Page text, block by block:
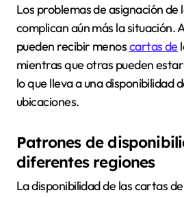
Los problemas de asignación de
complican aún más la situación.
pueden recibir menoscartas de
mientras que otras pueden
lo que lleva a una disponibilidad
ubicaciones.
Patrones de
diferentes regiones
La disponibilidad de las cartas